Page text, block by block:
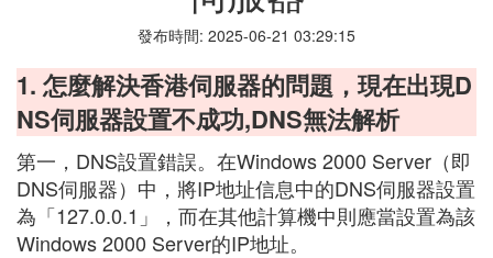
發布時間: 2025-06-21 03:29:15
1. 怎麼解決香港伺服器的問題，現在出現D
NS伺服器設置不成功,DNS無法解析
第一，DNS設置錯誤。在Windows 2000 Server（即
DNS伺服器）中，將IP地址信息中的DNS伺服器設置
為「127.0.0.1」，而在其他計算機中則應當設置為該
Windows 2000 Server的IP地址。